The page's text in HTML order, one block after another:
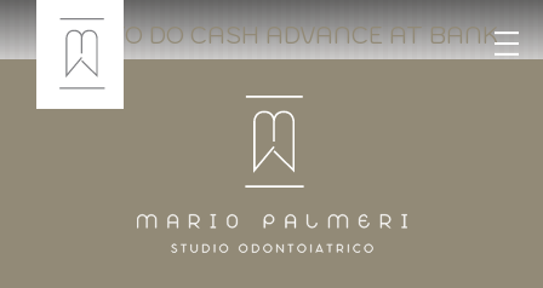
HOW TO DO CASH ADVANCE AT BANK